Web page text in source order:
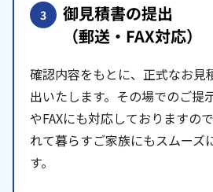
3 御見積書の提出
（郵送・FAX対応）
確認内容をもとに、正式なお見
出いたします。その場でのご提
やFAXにも対応しておりますの
れて暮らすご家族にもスムーズ
す。